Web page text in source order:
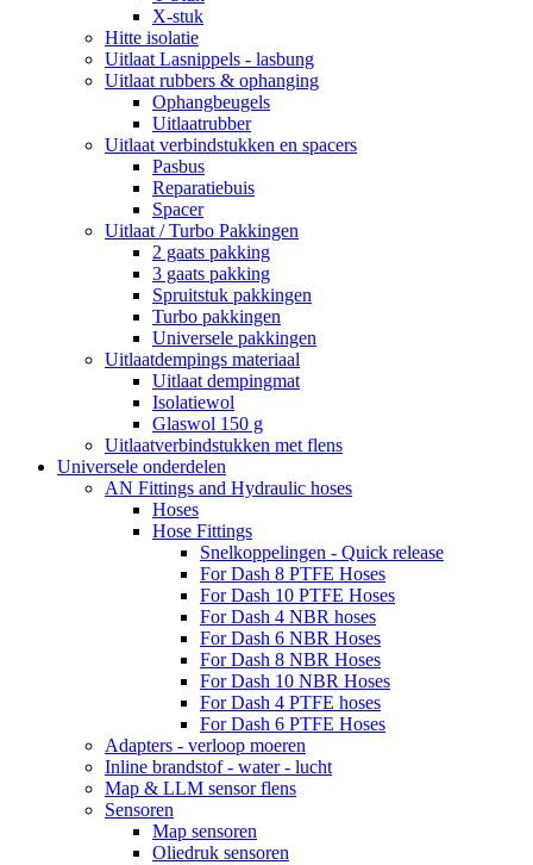
X-stuk
Hitte isolatie
Uitlaat Lasnippels - lasbung
Uitlaat rubbers & ophanging
Ophangbeugels
Uitlaatrubber
Uitlaat verbindstukken en spacers
Pasbus
Reparatiebuis
Spacer
Uitlaat / Turbo Pakkingen
2 gaats pakking
3 gaats pakking
Spruitstuk pakkingen
Turbo pakkingen
Universele pakkingen
Uitlaatdempings materiaal
Uitlaat dempingmat
Isolatiewol
Glaswol 150 g
Uitlaatverbindstukken met flens
Universele onderdelen
AN Fittings and Hydraulic hoses
Hoses
Hose Fittings
Snelkoppelingen - Quick release
For Dash 8 PTFE Hoses
For Dash 10 PTFE Hoses
For Dash 4 NBR hoses
For Dash 6 NBR Hoses
For Dash 8 NBR Hoses
For Dash 10 NBR Hoses
For Dash 4 PTFE hoses
For Dash 6 PTFE Hoses
Adapters - verloop moeren
Inline brandstof - water - lucht
Map & LLM sensor flens
Sensoren
Map sensoren
Oliedruk sensoren